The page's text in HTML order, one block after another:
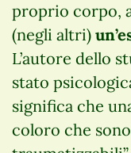
proprio corpo,
(negli altri)
L’autore dello
stato
significa che
coloro che